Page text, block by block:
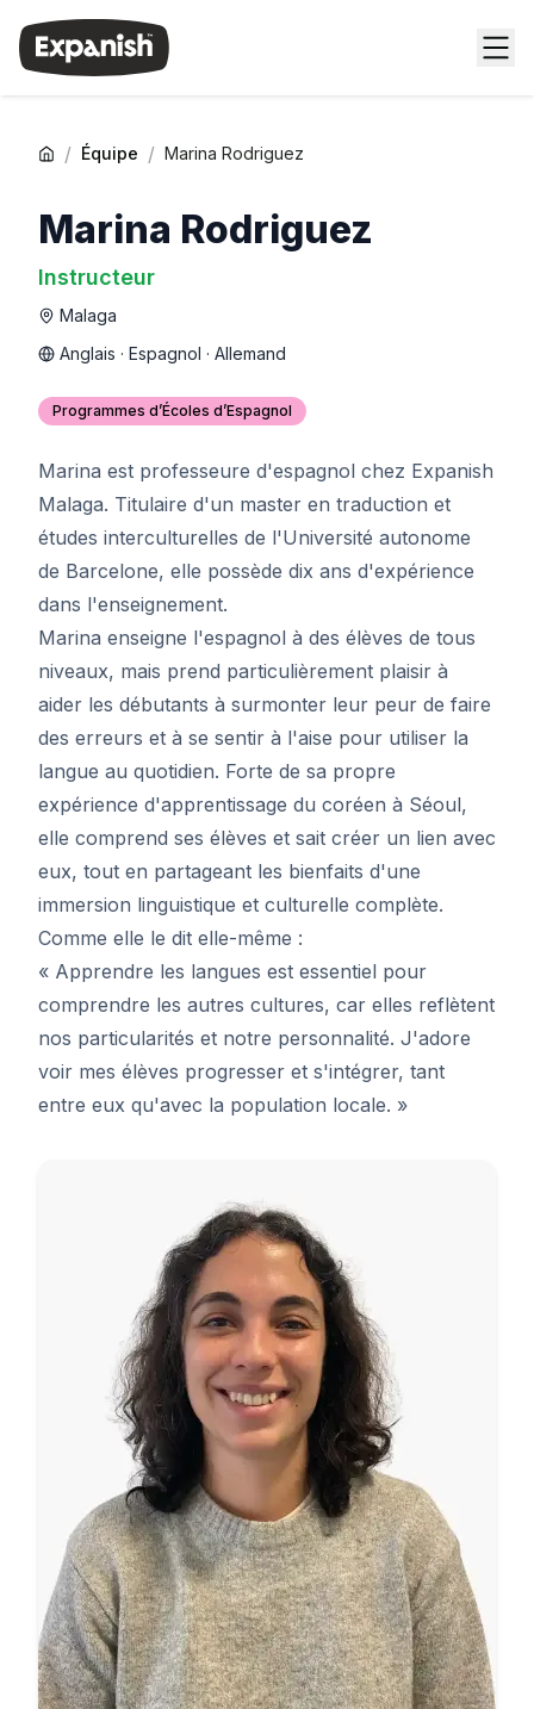
/ Équipe / Marina Rodriguez
Marina Rodriguez
Instructeur
Malaga
Anglais · Espagnol · Allemand
Programmes d’Écoles d’Espagnol
Marina est professeure d'espagnol chez Expanish
Malaga. Titulaire d'un master en traduction et
études interculturelles de l'Université autonome
de Barcelone, elle possède dix ans d'expérience
dans l'enseignement.
Marina enseigne l'espagnol à des élèves de tous
niveaux, mais prend particulièrement plaisir à
aider les débutants à surmonter leur peur de faire
des erreurs et à se sentir à l'aise pour utiliser la
langue au quotidien. Forte de sa propre
expérience d'apprentissage du coréen à Séoul,
elle comprend ses élèves et sait créer un lien avec
eux, tout en partageant les bienfaits d'une
immersion linguistique et culturelle complète.
Comme elle le dit elle-même :
« Apprendre les langues est essentiel pour
comprendre les autres cultures, car elles reflètent
nos particularités et notre personnalité. J'adore
voir mes élèves progresser et s'intégrer, tant
entre eux qu'avec la population locale. »